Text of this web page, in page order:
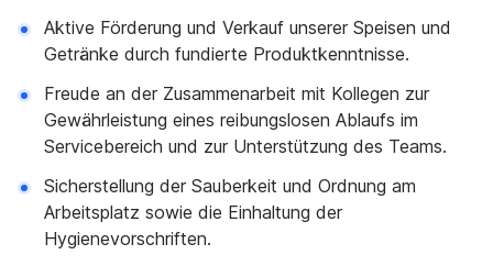
Aktive Förderung und Verkauf unserer Speisen und
Getränke durch fundierte Produktkenntnisse.
Freude an der Zusammenarbeit mit Kollegen zur
Gewährleistung eines reibungslosen Ablaufs im
Servicebereich und zur Unterstützung des Teams.
Sicherstellung der Sauberkeit und Ordnung am
Arbeitsplatz sowie die Einhaltung der
Hygienevorschriften.